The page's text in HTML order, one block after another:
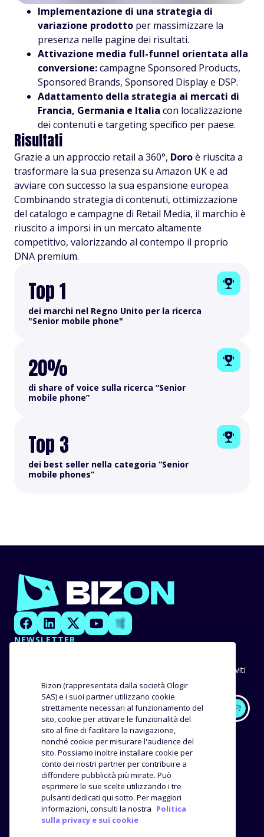
Implementazione di una strategia di
variazione prodotto per massimizzare la
presenza nelle pagine dei risultati.
Attivazione media full-funnel orientata alla
conversione:campagne Sponsored Products,
Sponsored Brands, Sponsored Display e DSP.
Adattamento della strategia ai mercati di
Francia, Germania e Italia con localizzazione
dei contenuti e targeting specifico per paese.
Risultati
Grazie a un approccio retail a 360°, Doroè riuscita a
trasformare la sua presenza su Amazon UK e ad
avviare con successo la sua espansione europea.
Combinando strategia di contenuti, ottimizzazione
del catalogo e campagne di Retail Media, il marchio è
riuscito a imporsi in un mercato altamente
competitivo, valorizzando al contempo il proprio
DNA premium.
Top 1
dei marchi nel Regno Unito per la ricerca
"Senior mobile phone"
20%
di share of voice sulla ricerca “Senior
mobile phone”
Top 3
dei best seller nella categoria “Senior
mobile phones”
NEWSLETTER
marketplace, che ti consente di ricevere in anteprima gli inviti
ai nostri eventi e che non ti fa perdere le nostre
raccomandazioni e consigli.
EXPERTISE
Metodologia
Distributore
Analisi del prodotto
I NOSTRI CLIENTI
Storie di successo
Opinioni e testimonianze
AZIENDA RISORSE
Bizon (rappresentata dalla società Ologir
SAS) e i suoi partner utilizzano cookie
strettamente necessari al funzionamento del
sito, cookie per attivare le funzionalità del
sito al fine di facilitare la navigazione,
nonché cookie per misurare l'audience del
sito. Possiamo inoltre installare cookie per
conto dei nostri partner per contribuire a
diffondere pubblicità più mirate. Può
esprimere le sue scelte utilizzando i tre
pulsanti dedicati qui sotto. Per maggiori
informazioni, consulti la nostra Politica
sulla privacy e sui cookie